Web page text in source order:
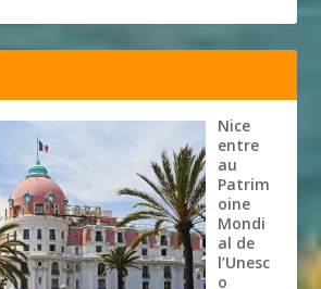
Nice
entre
au
Patrim
oine
Mondi
al de
l’Unesc
o